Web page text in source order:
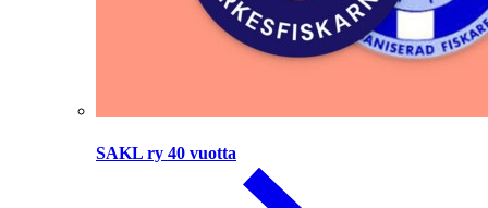
SAKL ry 40 vuotta